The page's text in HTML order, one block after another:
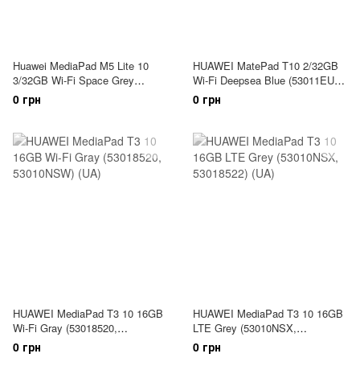
Huawei MediaPad M5 Lite 10
3/32GB Wi-Fi Space Grey
(53010DHU, 53010DKA)
0 грн
HUAWEI MatePad T10 2/32GB
Wi-Fi Deepsea Blue (53011EUJ)
(UA)
0 грн
HUAWEI MediaPad T3 10 16GB
Wi-Fi Gray (53018520,
53010NSW) (UA)
0 грн
HUAWEI MediaPad T3 10 16GB
LTE Grey (53010NSX,
53018522) (UA)
0 грн